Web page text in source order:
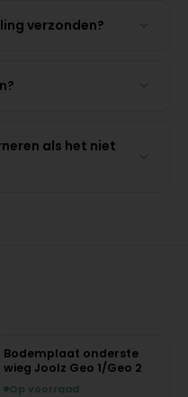
verzonden?
als het niet
Bodemplaat onderste
wieg Joolz Geo 1/Geo 2
Op voorraad